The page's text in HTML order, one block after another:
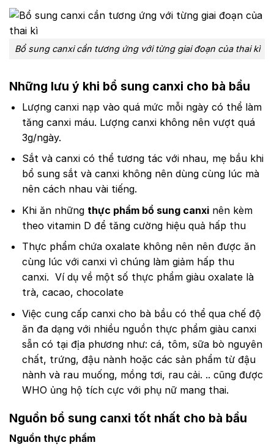
Bổ sung canxi cần tương ứng với từng giai đoạn của thai kì
Những lưu ý khi bổ sung canxi cho bà bầu
Lượng canxi nạp vào quá mức mỗi ngày có thể làm
tăng canxi máu. Lượng canxi không nên vượt quá
3g/ngày.
Sắt và canxi có thể tương tác với nhau, mẹ bầu khi
bổ sung sắt và canxi không nên dùng cùng lúc mà
nên cách nhau vài tiếng.
Khi ăn những thực phẩm bổ sung canxinên kèm
theo vitamin D để tăng cường hiệu quả hấp thu
Thực phẩm chứa oxalate không nên nên được ăn
cùng lúc với canxi vì chúng làm giảm hấp thu
canxi. Ví dụ về một số thực phẩm giàu oxalate là
trà, cacao, chocolate
Việc cung cấp canxi cho bà bầu có thể qua chế độ
ăn đa dạng với nhiều nguồn thực phẩm giàu canxi
sẵn có tại địa phương như: cá, tôm, sữa bò nguyên
chất, trứng, đậu nành hoặc các sản phẩm từ đậu
nành và rau muống, mồng tơi, rau cải. .. cũng được
WHO ủng hộ tích cực với phụ nữ mang thai.
Nguồn bổ sung canxi tốt nhất cho bà bầu
Nguồn thực phẩm